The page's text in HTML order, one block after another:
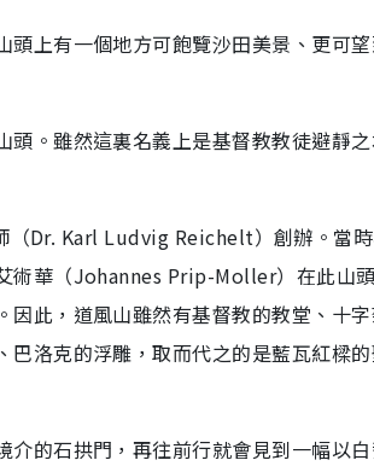
上有一個地方可飽覽沙田美景、更可
。雖然這裏名義上是基督教教徒避靜
（Dr. Karl Ludvig Reichelt）創辦。當
術華（Johannes Prip-Moller）在此山
此，道風山雖然有基督教的教堂、十
洛克的浮雕，取而代之的是藍瓦紅樑
的石拱門，再往前行就會見到一幅以